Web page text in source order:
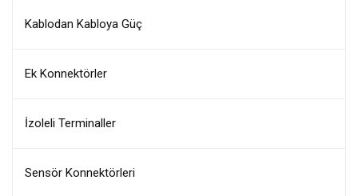
Kablodan Kabloya Güç
Ek Konnektörler
İzoleli Terminaller
Sensör Konnektörleri